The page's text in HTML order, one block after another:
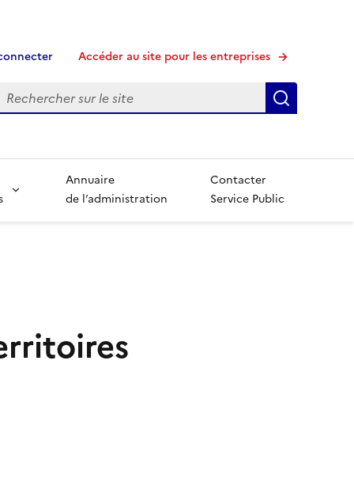
Accéder au site pour les entreprises
Recherche
Annuaire
de l’administration
Contacter
Service Public